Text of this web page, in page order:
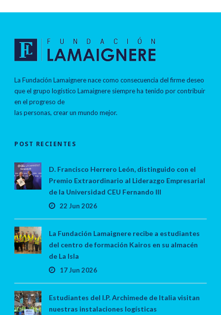
La Fundación Lamaignere nace como consecuencia del firme deseo
que el grupo logístico Lamaignere siempre ha tenido por contribuir
en el progreso de
las personas, crear un mundo mejor.
POST RECIENTES
D. Francisco Herrero León, distinguido con el
Premio Extraordinario al Liderazgo Empresarial
de la Universidad CEU Fernando III
22 Jun 2026
La Fundación Lamaignere recibe a estudiantes
del centro de formación Kairos en su almacén
de La Isla
17 Jun 2026
Estudiantes del I.P. Archimede de Italia visitan
nuestras instalaciones logísticas